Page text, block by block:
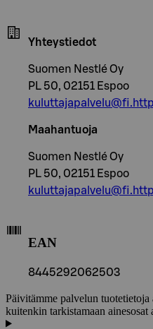
Yhteystiedot
Suomen Nestlé Oy
PL 50, 02151 Espoo
Maahantuoja
Suomen Nestlé Oy
PL 50, 02151 Espoo
EAN
8445292062503
Päivitämme palvelun
kuitenkin tarkistamaan